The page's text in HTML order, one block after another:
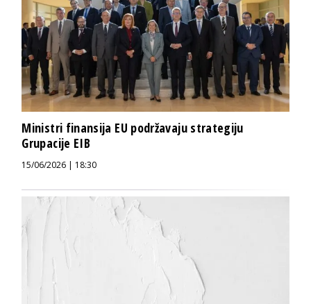
Ministri finansija EU podržavaju strategiju
Grupacije EIB
15/06/2026 | 18:30